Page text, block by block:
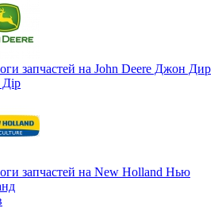
запчастей на John Deere Джон Дир
запчастей на New Holland Нью